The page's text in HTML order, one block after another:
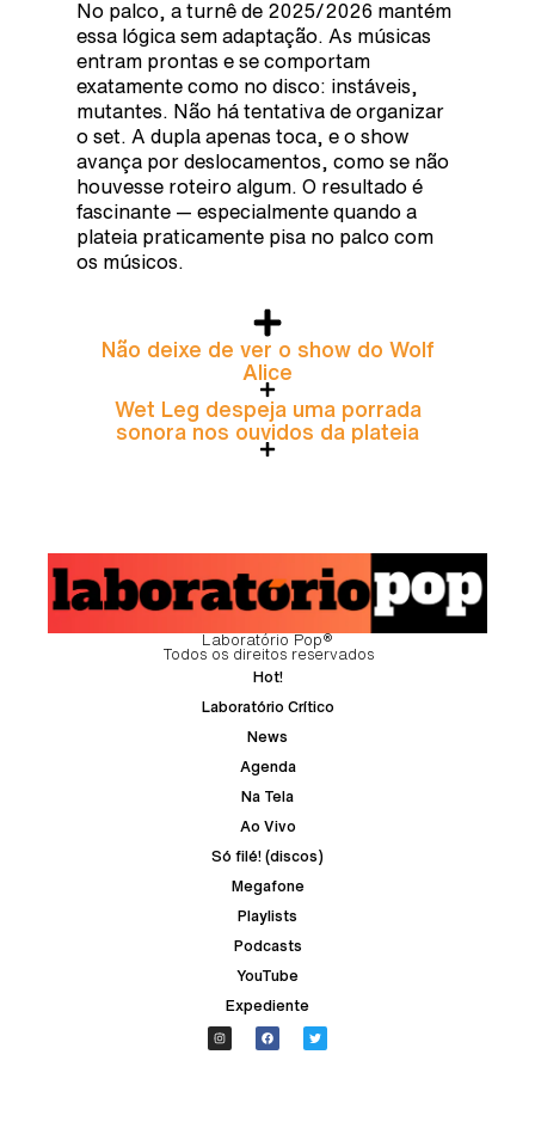
No palco, a turnê de 2025/2026 mantém
essa lógica sem adaptação. As músicas
entram prontas e se comportam
exatamente como no disco: instáveis,
mutantes. Não há tentativa de organizar
o set. A dupla apenas toca, e o show
avança por deslocamentos, como se não
houvesse roteiro algum. O resultado é
fascinante — especialmente quando a
plateia praticamente pisa no palco com
os músicos.
Não deixe de ver o show do Wolf
Alice
Wet Leg despeja uma porrada
sonora nos ouvidos da plateia
Laboratório Pop®
Todos os direitos reservados
Hot!
Laboratório Crítico
News
Agenda
Na Tela
Ao Vivo
Só filé! (discos)
Megafone
Playlists
Podcasts
YouTube
Expediente